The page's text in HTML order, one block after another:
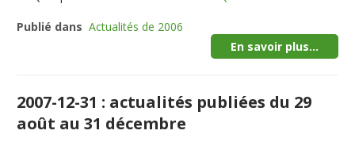
Publié dans Actualités de 2006
En savoir plus...
2007-12-31 : actualités publiées du 29
août au 31 décembre